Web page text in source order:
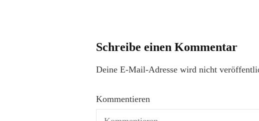
Schreibe einen Kommentar
Deine E-Mail-Adresse wird nicht
Kommentieren